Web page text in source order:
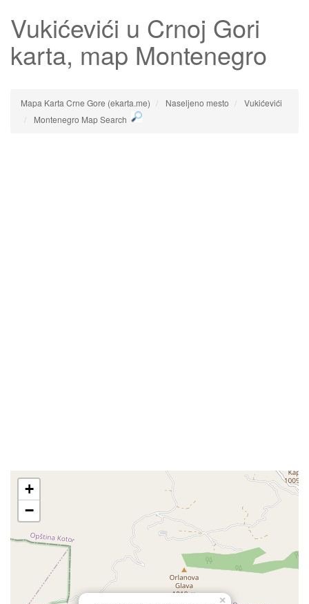
Vukićevići u Crnoj Gori
karta, map Montenegro
Mapa Karta Crne Gore (ekarta.me) Naseljeno mesto
Vukićevići
Montenegro Map Search
×
+
−